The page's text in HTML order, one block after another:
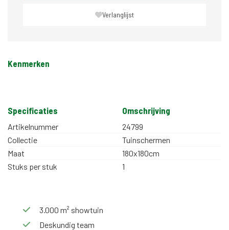
Verlanglijst
Kenmerken
Specificaties Omschrijving
Artikelnummer
24799
Collectie
Tuinschermen
Maat
180x180cm
Stuks per stuk
1
3.000 m² showtuin
Deskundig team